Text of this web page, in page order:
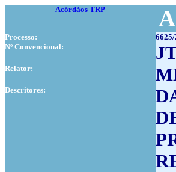
Acórdãos TRP
Processo:
Nº Convencional:
Relator:
Descritores: